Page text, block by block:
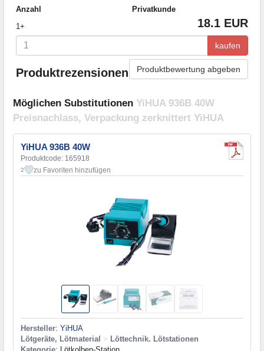
Anzahl
Privatkunde
1+
18.1 EUR
kaufen
Produktrezensionen Produktbewertung abgeben
Möglichen Substitutionen YiHUA 936B 40W
Preisnachlass, Verpackung zerknittert YiHUA
YiHUA 936B 40W
Produktcode: 165918
2 zu Favoriten hinzufügen
Hersteller: YiHUA
Lötgeräte, Lötmaterial > Löttechnik. Lötstationen